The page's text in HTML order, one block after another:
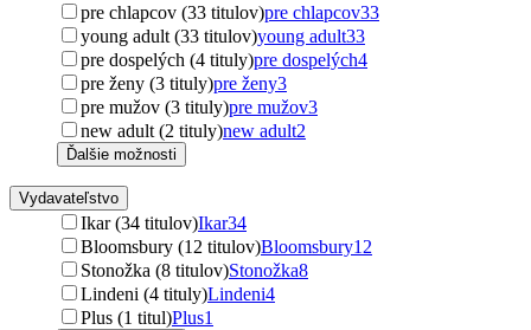
pre chlapcov (33 titulov)pre chlapcov33
young adult (33 titulov)young adult33
pre dospelých (4 tituly)pre dospelých4
pre ženy (3 tituly)pre ženy3
pre mužov (3 tituly)pre mužov3
new adult (2 tituly)new adult2
Ďalšie možnosti
Vydavateľstvo
Ikar (34 titulov)Ikar34
Bloomsbury (12 titulov)Bloomsbury12
Stonožka (8 titulov)Stonožka8
Lindeni (4 tituly)Lindeni4
Plus (1 titul)Plus1